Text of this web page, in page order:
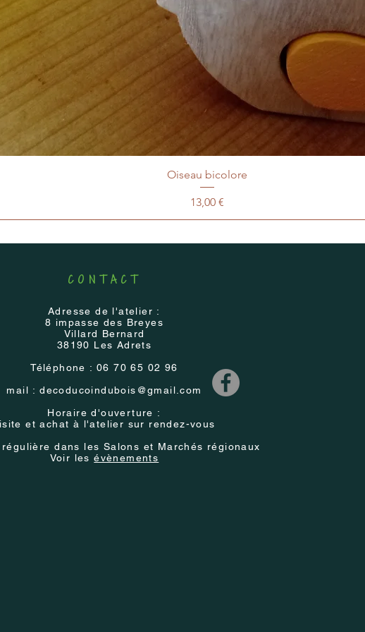
Oiseau bicolore
Prix
13,00 €
CONTACT
Adresse de l'atelier :
8 impasse des Breyes
Villard Bernard
38190 Les Adrets
Téléphone : 06 70 65 02 96
mail :decoducoindubois@gmail.com
Horaire d'ouverture :
et achat à l'atelier sur rendez-vous
régulière dans les Salons et Marchés régionaux
Voir lesévènements